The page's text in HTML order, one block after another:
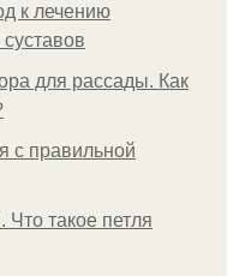
к лечению
для рассады. Как
с правильной
такое петля